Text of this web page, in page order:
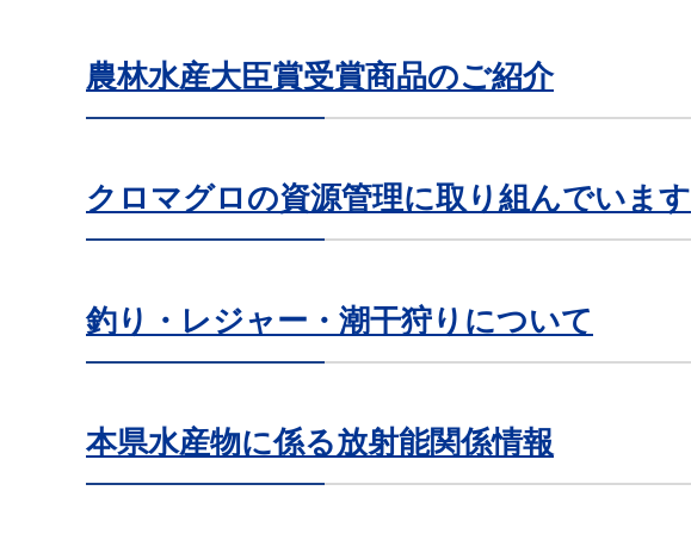
農林水産大臣賞受賞商品のご紹介
クロマグロの資源管理に取り組んでいます
釣り・レジャー・潮干狩りについて
本県水産物に係る放射能関係情報